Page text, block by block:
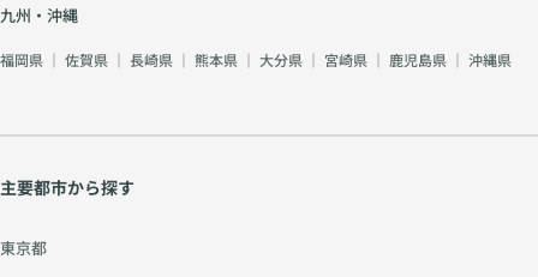
九州・沖縄
福岡県 ｜ 佐賀県 ｜ 長崎県 ｜ 熊本県 ｜ 大分県 ｜ 宮崎県 ｜ 鹿児島県 ｜ 沖縄県
主要都市から探す
東京都